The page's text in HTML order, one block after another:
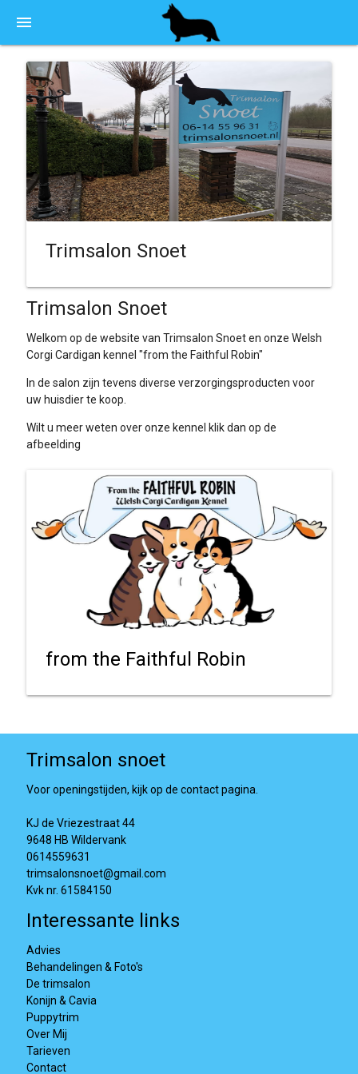
menu
Trimsalon Snoet
Trimsalon Snoet
Welkom op de website van Trimsalon Snoet en onze Welsh
Corgi Cardigan kennel "from the Faithful Robin"
In de salon zijn tevens diverse verzorgingsproducten voor
uw huisdier te koop.
Wilt u meer weten over onze kennel klik dan op de
afbeelding
from the Faithful Robin
Trimsalon snoet
Voor openingstijden, kijk op de contact pagina.
KJ de Vriezestraat 44
9648 HB Wildervank
0614559631
trimsalonsnoet@gmail.com
Kvk nr. 61584150
Interessante links
Advies
Behandelingen & Foto's
De trimsalon
Konijn & Cavia
Puppytrim
Over Mij
Tarieven
Contact